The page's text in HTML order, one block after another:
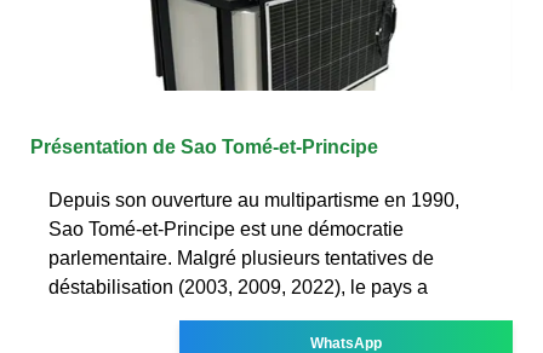
Présentation de Sao Tomé-et-Principe
Depuis son ouverture au multipartisme en 1990,
Sao Tomé-et-Principe est une démocratie
parlementaire. Malgré plusieurs tentatives de
déstabilisation (2003, 2009, 2022), le pays a
WhatsApp